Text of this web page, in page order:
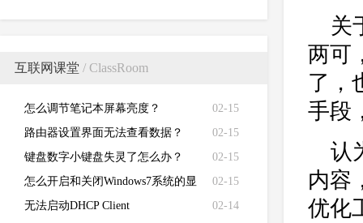
互联网课堂 / ClassRoom
02-15
怎么调节笔记本屏幕亮度？
02-15
路由器设置界面无法查看数据？
02-15
键盘数字小键盘失灵了怎么办？
02-15
怎么开启和关闭Windows7系统的显
卡硬件加速功能
02-14
无法启动DHCP Client
关
两可
了，
手段
认
内容
优化